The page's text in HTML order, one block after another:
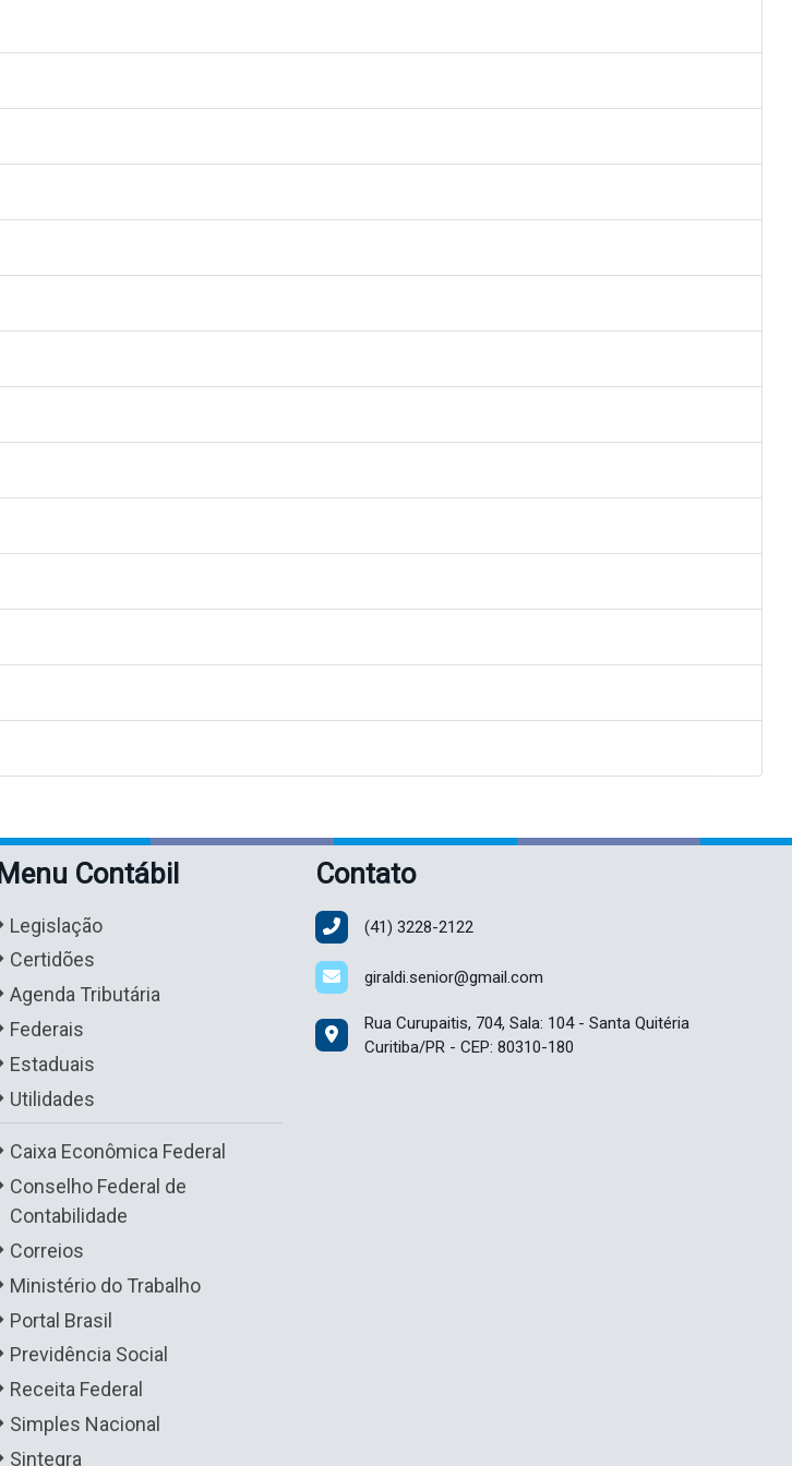
Menu Contábil
Legislação
Certidões
Agenda Tributária
Federais
Estaduais
Utilidades
Caixa Econômica Federal
Conselho Federal de
Contabilidade
Correios
Ministério do Trabalho
Portal Brasil
Previdência Social
Receita Federal
Simples Nacional
Sintegra
Contato
(41) 3228-2122
giraldi.senior@gmail.com
Rua Curupaitis, 704, Sala: 104 - Santa Quitéria
Curitiba/PR - CEP: 80310-180